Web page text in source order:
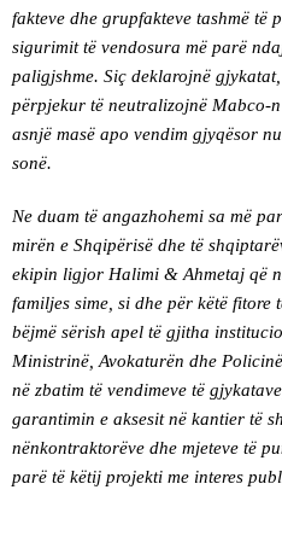
fakteve dhe grupfakteve tashmë të
sigurimit të vendosura më parë
paligjshme. Siç deklarojnë
përpjekur të neutralizojnë Mabco-
asnjë masë apo vendim gjyqësor
sonë.
Ne duam të angazhohemi sa më
mirën e Shqipërisë dhe të
ekipin ligjor Halimi & Ahmetaj që
familjes sime, si dhe për këtë fitore
bëjmë sërish apel të gjitha
Ministrinë, Avokaturën dhe
në zbatim të vendimeve të
garantimin e aksesit në kantier të
nënkontraktorëve dhe mjeteve të
parë të këtij projekti me interes